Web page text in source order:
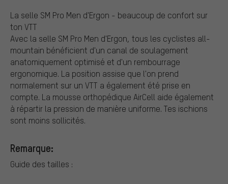
La selle SM Pro Men d'Ergon - beaucoup de confort sur
ton VTT
Avec la selle SM Pro Men d'Ergon, tous les cyclistes all-
mountain bénéficient d'un canal de soulagement
anatomiquement optimisé et d'un rembourrage
ergonomique. La position assise que l'on prend
normalement sur un VTT a également été prise en
compte. La mousse orthopédique AirCell aide également
à répartir la pression de manière uniforme. Tes ischions
sont moins sollicités.
Remarque:
Guide des tailles :